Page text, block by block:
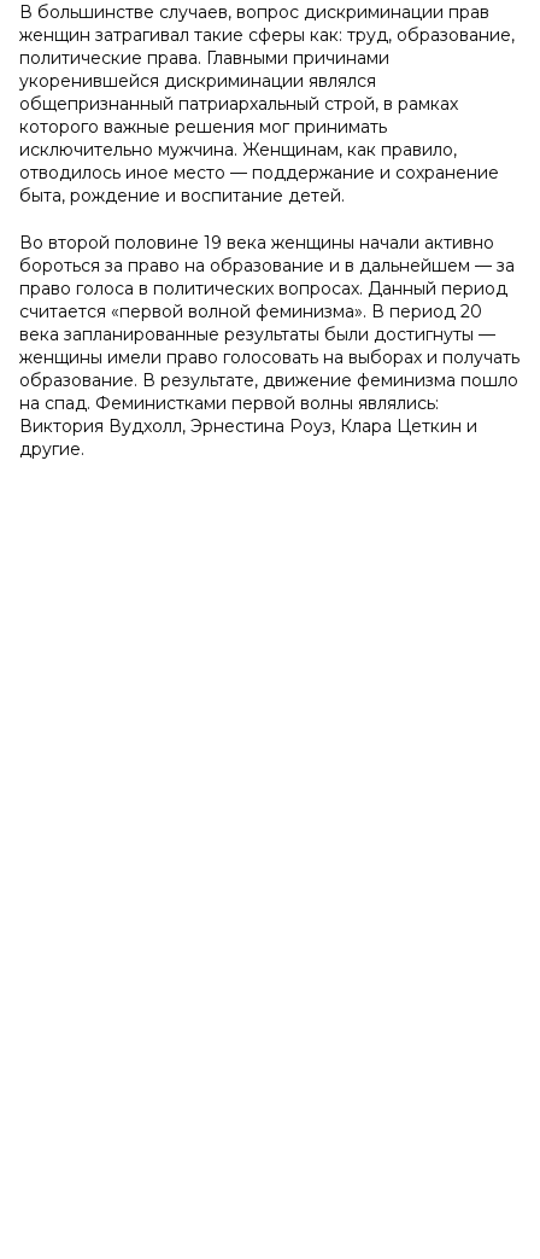
В большинстве случаев, вопрос дискриминации прав
женщин затрагивал такие сферы как: труд, образование,
политические права. Главными причинами
укоренившейся дискриминации являлся
общепризнанный патриархальный строй, в рамках
которого важные решения мог принимать
исключительно мужчина. Женщинам, как правило,
отводилось иное место — поддержание и сохранение
быта, рождение и воспитание детей.
Во второй половине 19 века женщины начали активно
бороться за право на образование и в дальнейшем — за
право голоса в политических вопросах. Данный период
считается «первой волной феминизма». В период 20
века запланированные результаты были достигнуты —
женщины имели право голосовать на выборах и получать
образование. В результате, движение феминизма пошло
на спад. Феминистками первой волны являлись:
Виктория Вудхолл, Эрнестина Роуз, Клара Цеткин и
другие.